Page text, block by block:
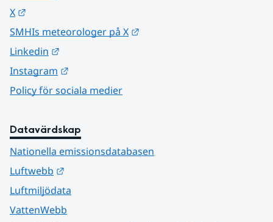
X
SMHIs meteorologer på X
Linkedin
Instagram
Policy för sociala medier
Datavärdskap
Nationella emissionsdatabasen
Luftwebb
Luftmiljödata
VattenWebb